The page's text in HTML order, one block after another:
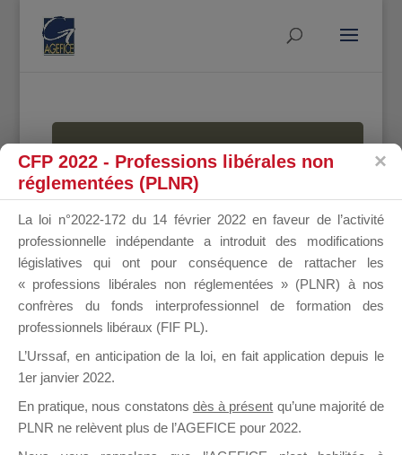
MALLETTE
DU
DIRIGEANT
Groupe Public
il y a un mois
CFP 2022 - Professions libérales non
réglementées (PLNR)
La loi n°2022-172 du 14 février 2022 en faveur de l’activité
professionnelle indépendante a introduit des modifications
législatives qui ont pour conséquence de rattacher les
« professions libérales non réglementées » (PLNR) à nos
confrères du fonds interprofessionnel de formation des
professionnels libéraux (FIF PL).
L’Urssaf, en anticipation de la loi, en fait application depuis le
1er janvier 2022.
En pratique, nous constatons dès à présent qu’une majorité de
PLNR ne relèvent plus de l’AGEFICE pour 2022.